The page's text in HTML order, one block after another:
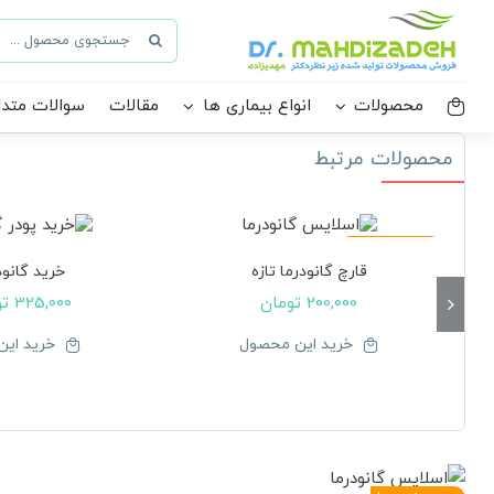
content
جستجو
برای:
محصولات انواع بیماری ها مقالات سوالات
محصولات مرتبط
قارچ گانودرما تازه
200,000 تومان
خرید این محصول
خرید
325,000
خرید